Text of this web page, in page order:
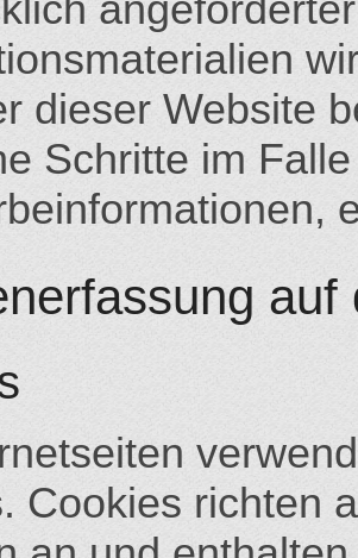
dieser Website
Schritte im
auf
Cookies richten